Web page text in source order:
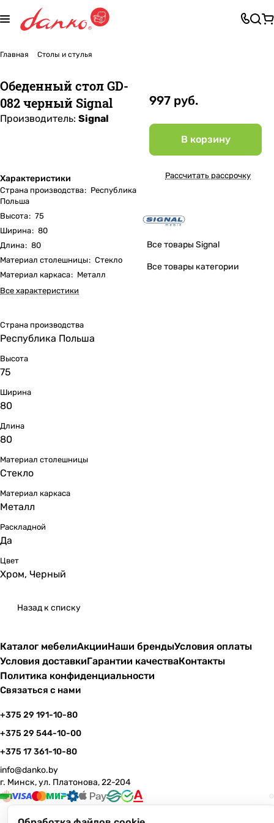
Главная Столы и стулья
Обеденный стол GD-
082 черный Signal
Производитель: Signal
Характеристики
Страна производства: Республика
Польша
Высота: 75
Ширина: 80
Длина: 80
Материал столешницы: Стекло
Материал каркаса: Металл
Все характеристики
997 руб.
В корзину
Рассчитать рассрочку
Все товары Signal
Все товары категории
Страна производства
Республика Польша
Высота
75
Ширина
80
Длина
80
Материал столешницы
Стекло
Материал каркаса
Металл
Раскладной
Да
Цвет
Хром, Черный
Назад к списку
Каталог мебелиАкцииНаши брендыУсловия оплаты
Условия доставкиГарантии качестваКонтакты
Политика конфиденциальности
Связаться с нами
+375 29 191-10-80
+375 29 544-10-00
+375 17 361-10-80
info@danko.by
г. Минск, ул. Платонова, 22-204